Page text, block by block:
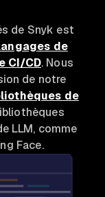
de Snyk est
de
CI/CD. Nous
de notre
de
LLM, comme
Face.